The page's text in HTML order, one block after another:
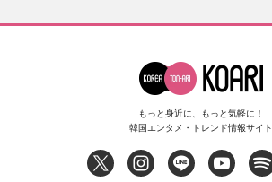
もっと身近に、もっと気軽に！
韓国エンタメ・トレンド情報サイト